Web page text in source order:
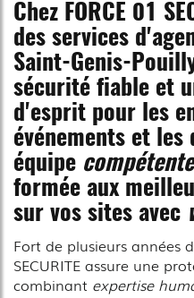
Chez FORCE 01
des services
Saint-Genis-
sécurité fiable et
d'esprit pour les
événements et
équipe
formée aux
sur vos sites avec
Fort de plusieurs années
SECURITE assure une
combinant expertise